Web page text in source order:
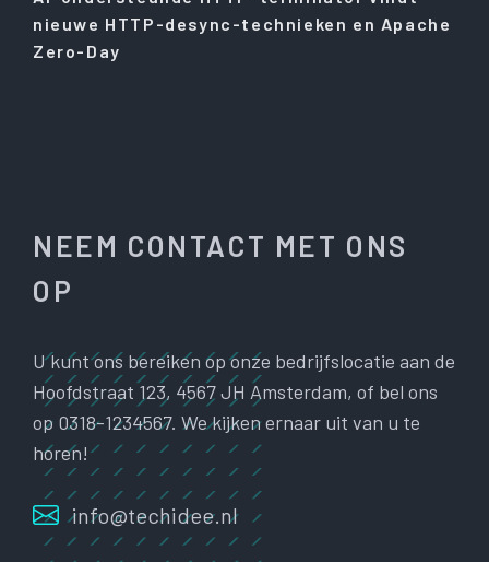
nieuwe HTTP-desync-technieken en Apache
Zero-Day
NEEM CONTACT MET ONS
OP
U kunt ons bereiken op onze bedrijfslocatie aan de
Hoofdstraat 123, 4567 JH Amsterdam, of bel ons
op 0318-1234567. We kijken ernaar uit van u te
horen!
info@techidee.nl